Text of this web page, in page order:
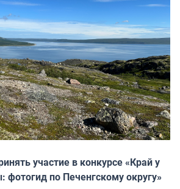
участие в конкурсе «Край у
фотогид по Печенгскому округу»